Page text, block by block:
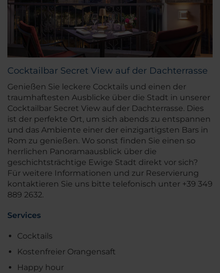
Cocktailbar Secret View auf der Dachterrasse
Genießen Sie leckere Cocktails und einen der
traumhaftesten Ausblicke über die Stadt in unserer
Cocktailbar Secret View auf der Dachterrasse. Dies
ist der perfekte Ort, um sich abends zu entspannen
und das Ambiente einer der einzigartigsten Bars in
Rom zu genießen. Wo sonst finden Sie einen so
herrlichen Panoramaausblick über die
geschichtsträchtige Ewige Stadt direkt vor sich?
Für weitere Informationen und zur Reservierung
kontaktieren Sie uns bitte telefonisch unter +39 349
889 2632.
Services
Cocktails
Kostenfreier Orangensaft
Happy hour